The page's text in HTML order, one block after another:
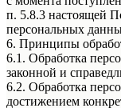
п. 5.8.3 настоящей
персональных
6. Принципы
6.1. Обработка
законной и
6.2. Обработка
достижением